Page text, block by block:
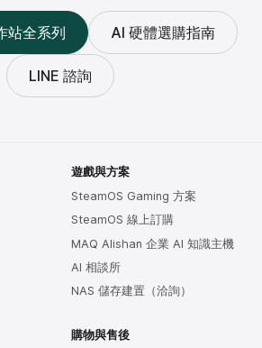
站全系列 AI 硬體選購指南
LINE 諮詢
遊戲與方案
SteamOS Gaming 方案
SteamOS 線上訂購
MAQ Alishan 企業 AI 知識主機
AI 相談所
NAS 儲存建置（洽詢）
購物與售後